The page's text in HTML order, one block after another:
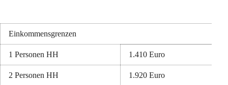
Einkommensgrenzen
1 Personen HH 1.410 Euro
2 Personen HH 1.920 Euro